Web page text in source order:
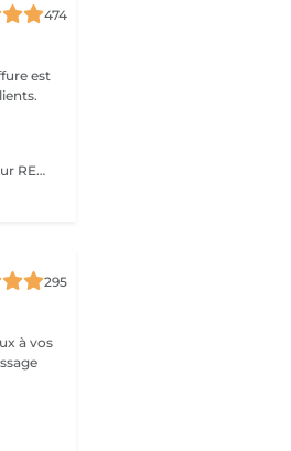
474
Le pack comprend le shampooing spécifique et le protecteur REDKEN , la permanente avec les produits LOREAL PROFESSIONNEL , le conditionneur REDKEN , le séchage et les produits de styling REDKEN Option Coupe : la coupe IGORANCE (finition sur cheveux secs), le séchage et les produits de styling REDKEN. * Tarifs à titre indicatifs à confirmer après la consultation personnalisée établit auprès de votre coiffeur/stylist/spécialiste * La direction se réserve le droit d’apporter des modifications pour le bon fonctionnement du salon
295
à vos